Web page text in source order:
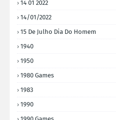
14 01 2022
14/01/2022
15 De Julho Dia Do Homem
1940
1950
1980 Games
1983
1990